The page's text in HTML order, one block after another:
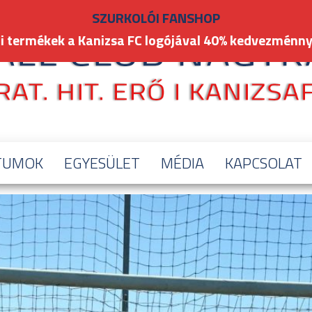
EGYESÜLET MÉDIA KAPCSOLAT
SZURKOLÓI FANSHOP
termékek a Kanizsa FC logójával 40%